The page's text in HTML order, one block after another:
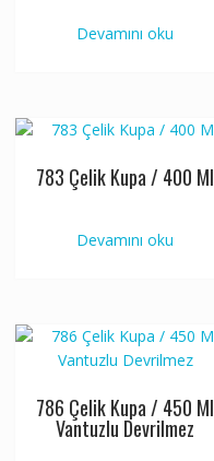
Devamını oku
783 Çelik Kupa / 400 Ml
Devamını oku
786 Çelik Kupa / 450 Ml
Vantuzlu Devrilmez